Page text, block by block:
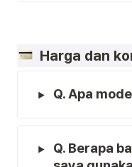
Harga dan
Q. Apa
Q. Berapa